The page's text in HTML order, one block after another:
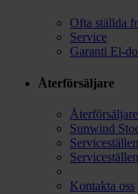
Ofta ställda
Service
Garanti El-
Återförsäljare
Återförsäljare
Sunwind
Kontakta oss